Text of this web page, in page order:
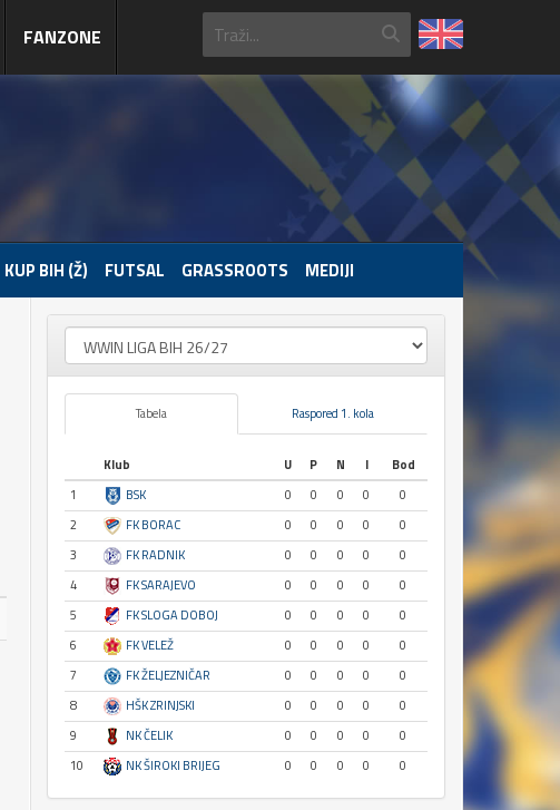
FANZONE
KUP BIH (Ž) FUTSAL GRASSROOTS MEDIJI
Tabela Raspored 1. kola
Klub U P N I
Bod
1
BSK 0 0 0 0
0
2
FK BORAC 0 0 0 0
0
3
FK RADNIK 0 0 0 0
0
4
FK SARAJEVO 0 0 0 0
0
5
FK SLOGA DOBOJ 0 0 0 0
0
6
FK VELEŽ 0 0 0 0
0
7
FK ŽELJEZNIČAR 0 0 0 0
0
8
HŠK ZRINJSKI 0 0 0 0
0
9
NK ČELIK 0 0 0 0
0
10
NK ŠIROKI BRIJEG 0 0 0 0 0